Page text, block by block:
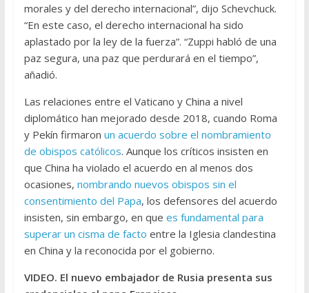
morales y del derecho internacional”, dijo Schevchuck.
“En este caso, el derecho internacional ha sido
aplastado por la ley de la fuerza”. “Zuppi habló de una
paz segura, una paz que perdurará en el tiempo”,
añadió.
Las relaciones entre el Vaticano y China a nivel
diplomático han mejorado desde 2018, cuando Roma
y Pekín firmaron un acuerdo sobre el nombramiento
de obispos católicos. Aunque los críticos insisten en
que China ha violado el acuerdo en al menos dos
ocasiones, nombrando nuevos obispos sin el
consentimiento del Papa, los defensores del acuerdo
insisten, sin embargo, en que es fundamental para
superar un cisma de facto entre la Iglesia clandestina
en China y la reconocida por el gobierno.
VIDEO. El nuevo embajador de Rusia presenta sus